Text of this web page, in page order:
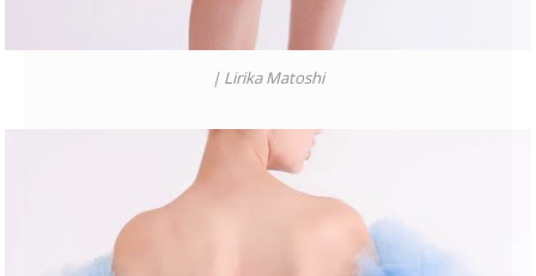
| Lirika Matoshi